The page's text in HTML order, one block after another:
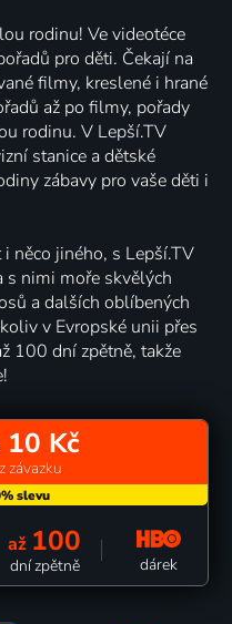
rodinu! Ve videotéce
pro děti. Čekají na
filmy, kreslené i hrané
až po filmy, pořady
rodinu. V Lepší.TV
stanice a dětské
zábavy pro vaše děti i
něco jiného, s Lepší.TV
nimi moře skvělých
a dalších oblíbených
v Evropské unii přes
100 dní zpětně, takže
Kč
závazku
až 100
dní zpětně dárek